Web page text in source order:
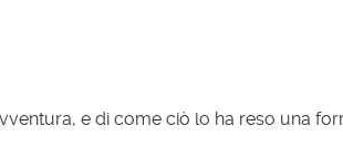
e di come ciò lo ha reso una